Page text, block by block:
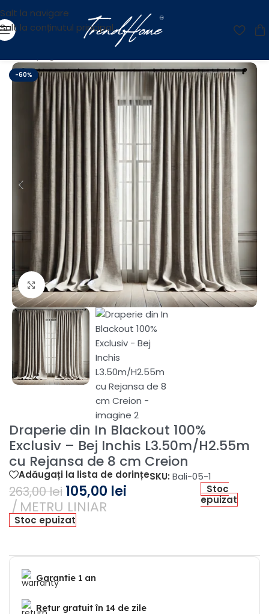
Salt la navigare
Salt la conținutul principal
-60%
Fă clic pentru a mări
Draperie din In Blackout 100%
Exclusiv – Bej Inchis L3.50m/H2.55m
cu Rejansa de 8 cm Creion
Adăugați la lista de dorințeSKU: Bali-05-1
263,00lei 105,00 lei
METRU LINIAR
Stoc
epuizat
Stoc epuizat
Garantie 1 an
Retur gratuit în 14 de zile